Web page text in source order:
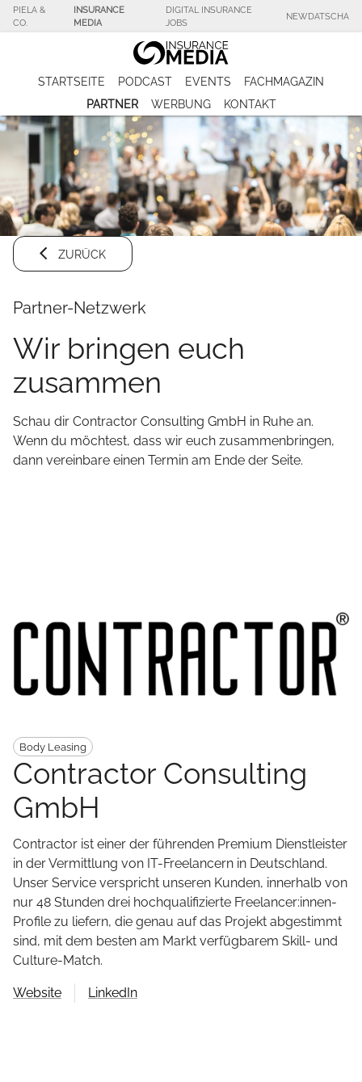
PIELA &
CO.
INSURANCE
MEDIA
DIGITAL INSURANCE
JOBS
NEWDATSCHA
STARTSEITE PODCAST EVENTS
FACHMAGAZIN
PARTNER
WERBUNG KONTAKT
ZURÜCK
Partner-Netzwerk
Wir bringen euch
zusammen
Schau dir Contractor Consulting GmbH in Ruhe an.
Wenn du möchtest, dass wir euch zusammenbringen,
dann vereinbare einen Termin am Ende der Seite.
Body Leasing
Contractor Consulting
GmbH
Contractor ist einer der führenden Premium Dienstleister
in der Vermittlung von IT-Freelancern in Deutschland.
Unser Service verspricht unseren Kunden, innerhalb von
nur 48 Stunden drei hochqualifizierte Freelancer:innen-
Profile zu liefern, die genau auf das Projekt abgestimmt
sind, mit dem besten am Markt verfügbarem Skill- und
Culture-Match.
Website LinkedIn